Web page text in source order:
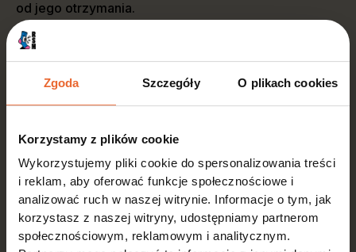
Zgoda Szczegóły O plikach cookies
Korzystamy z plików cookie
Wykorzystujemy pliki cookie do spersonalizowania treści
i reklam, aby oferować funkcje społecznościowe i
analizować ruch w naszej witrynie. Informacje o tym, jak
korzystasz z naszej witryny, udostępniamy partnerom
społecznościowym, reklamowym i analitycznym.
od jego otrzymania.
Użytkownikowi przysługuje również prawo wniesienia
Warszawa), w przypadku uznania, że przetwarzanie
danych narusza przepisy RODO.
V. ODBIORCY DANYCH I TRANSFERY POZA EOG
1. Dane osobowe Użytkowników mogą być
przekazywane podmiotom przetwarzającym dane na
zlecenie Administratora (np. dostawcom usług IT,
firmom hostingowym, podmiotom obsługującym